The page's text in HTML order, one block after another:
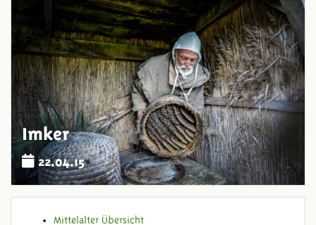
Imker
22.04.15
Mittelalter Übersicht